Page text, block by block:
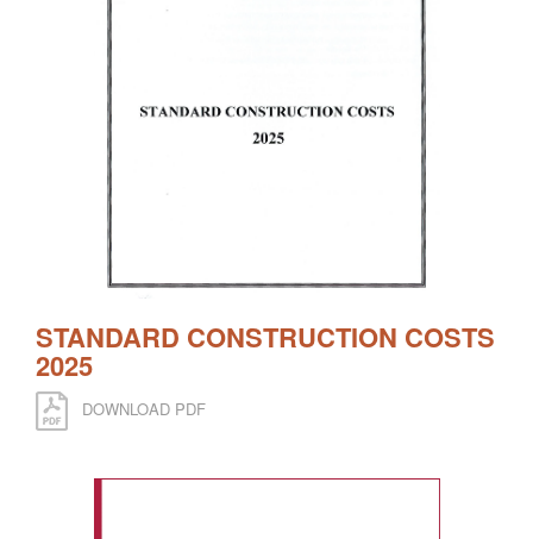
STANDARD CONSTRUCTION COSTS
2025
DOWNLOAD PDF